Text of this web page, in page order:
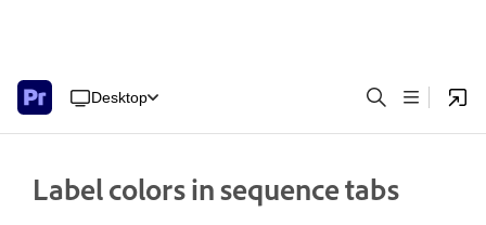
Desktop
Label colors in sequence tabs